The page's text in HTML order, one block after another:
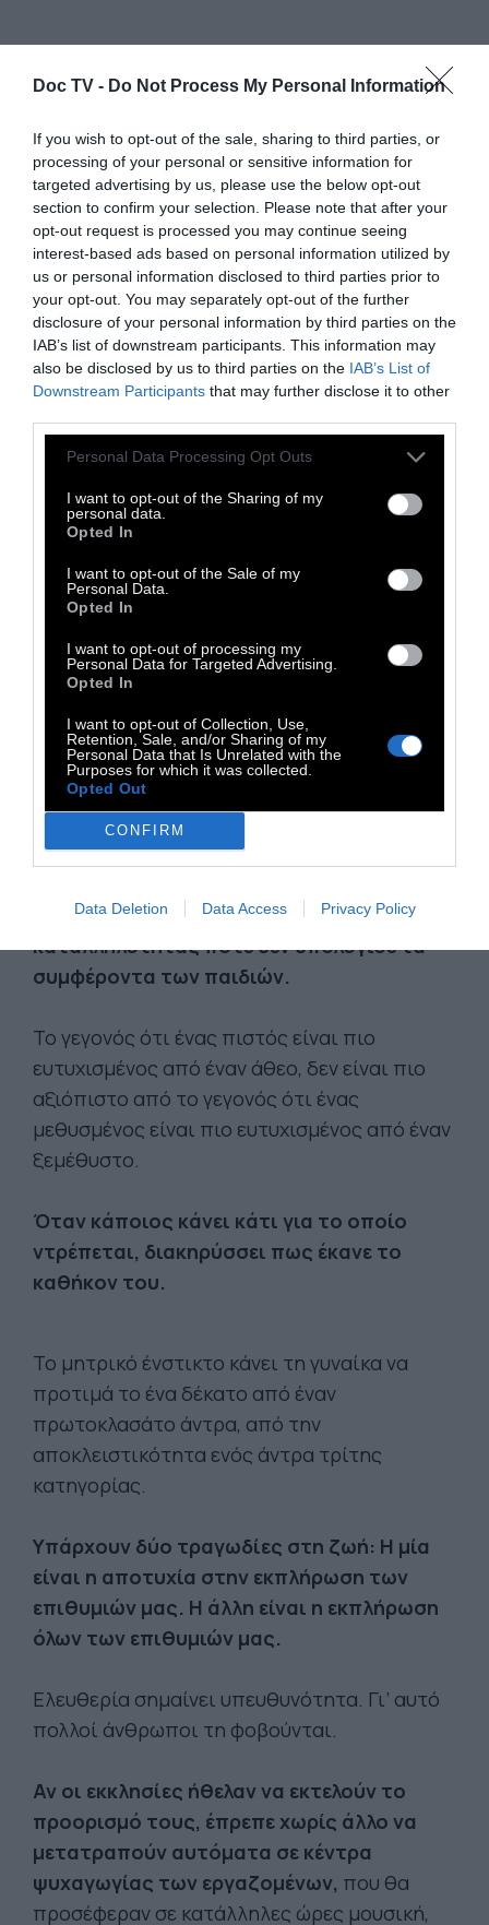
Doc TV - Do Not Process My Personal Information
If you wish to opt-out of the sale, sharing to third parties, or
processing of your personal or sensitive information for
targeted advertising by us, please use the below opt-out
section to confirm your selection. Please note that after your
opt-out request is processed you may continue seeing
interest-based ads based on personal information utilized by
us or personal information disclosed to third parties prior to
your opt-out. You may separately opt-out of the further
disclosure of your personal information by third parties on the
IAB’s list of downstream participants. This information may
also be disclosed by us to third parties on the IAB’s List of
Downstream Participants that may further disclose it to other
Personal Data Processing Opt Outs
I want to opt-out of the Sharing of my
personal data.
Opted In
I want to opt-out of the Sale of my
Personal Data.
Opted In
I want to opt-out of processing my
Personal Data for Targeted Advertising.
Opted In
I want to opt-out of Collection, Use,
Retention, Sale, and/or Sharing of my
Personal Data that Is Unrelated with the
Purposes for which it was collected.
Opted Out
CONFIRM
Data Deletion Data Access Privacy Policy
Μερικοί άνθρωποι σκέφτονται τα πράγματα
όπως είναι και ρωτάνε "γιατί". Εγώ τα
ονειρεύομαι όπως θα ήθελα να είναι και
σκέφτομαι "γιατί όχι".
Μια ζωή που αναλώθηκε σε λάθη είναι
πολύ πιο αξιέπαινη και πολύ πιο χρήσιμη
από μια ζωή που αναλώθηκε κάνοντας
τίποτα.
Διαθέτω το δώρο της παρατηρητικότητας
που ονομάζεται κυνισμός από κάποιους που
το στερούνται.
Μη χάνετε τον καιρό σας με κοινωνικές
είναι η φτώχεια. Εκείνο που ενδιαφέρει τον
πλούσιο, δεν μας ενδιαφέρει.
μισή ντουζίνα δίσκους. Πολύ σύντομα τους
βαριέσαι όλους, κι όμως είσαι αναγκασμένος
να κάθεσαι και να τους ακούς, καθώς τους
παίζεις σε κάθε νέο επισκέπτη.
σπουδαίο επάγγελμα, αλλά ούτε ένα τεστ
καταλληλότητας ποτέ δεν υπολόγισε τα
συμφέροντα των παιδιών.
Το γεγονός ότι ένας πιστός είναι πιο
ευτυχισμένος από έναν άθεο, δεν είναι πιο
αξιόπιστο από το γεγονός ότι ένας
μεθυσμένος είναι πιο ευτυχισμένος από έναν
ξεμέθυστο.
Όταν κάποιος κάνει κάτι για το οποίο
ντρέπεται, διακηρύσσει πως έκανε το
καθήκον του.
Το μητρικό ένστικτο κάνει τη γυναίκα να
προτιμά το ένα δέκατο από έναν
πρωτοκλασάτο άντρα, από την
αποκλειστικότητα ενός άντρα τρίτης
κατηγορίας.
Υπάρχουν δύο τραγωδίες στη ζωή: Η μία
είναι η αποτυχία στην εκπλήρωση των
επιθυμιών μας. Η άλλη είναι η εκπλήρωση
όλων των επιθυμιών μας.
Ελευθερία σημαίνει υπευθυνότητα. Γι’ αυτό
πολλοί άνθρωποι τη φοβούνται.
Αν οι εκκλησίες ήθελαν να εκτελούν το
προορισμό τους, έπρεπε χωρίς άλλο να
μετατραπούν αυτόματα σε κέντρα
ψυχαγωγίας των εργαζομένων, που θα
προσέφεραν σε κατάλληλες ώρες μουσική,